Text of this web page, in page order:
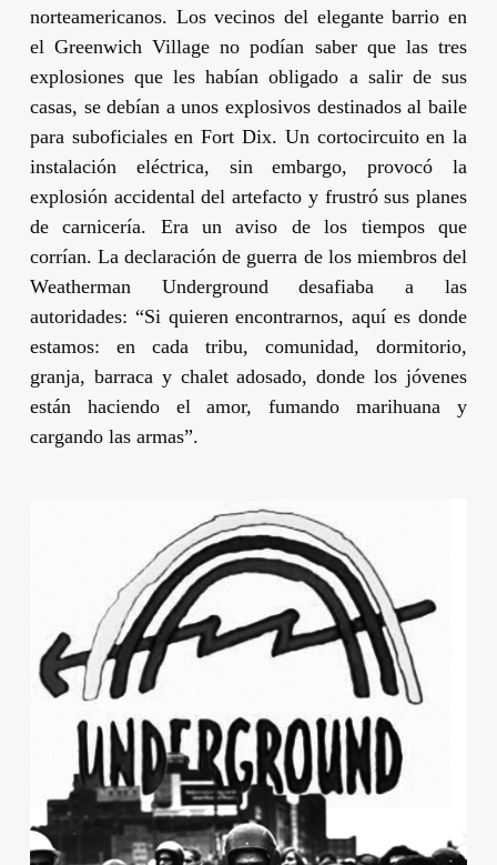
norteamericanos. Los vecinos del elegante barrio en
el Greenwich Village no podían saber que las tres
explosiones que les habían obligado a salir de sus
casas, se debían a unos explosivos destinados al baile
para suboficiales en Fort Dix. Un cortocircuito en la
instalación eléctrica, sin embargo, provocó la
explosión accidental del artefacto y frustró sus planes
de carnicería. Era un aviso de los tiempos que
corrían. La declaración de guerra de los miembros del
Weatherman Underground desafiaba a las
autoridades: “Si quieren encontrarnos, aquí es donde
estamos: en cada tribu, comunidad, dormitorio,
granja, barraca y chalet adosado, donde los jóvenes
están haciendo el amor, fumando marihuana y
cargando las armas”.